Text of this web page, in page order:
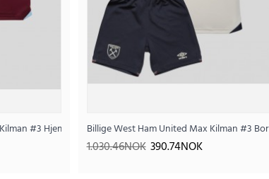
#3 Hjemmedraktsett Barn 2025-26 Kortermet (+ Korte
Billige West Ham United Max Kilman #3
1.030.46NOK 390.74NOK